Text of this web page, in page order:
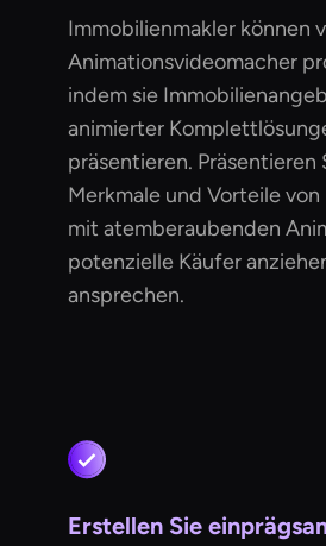
Immobilienmakler können
Animationsvideomacher
indem sie
animierter
präsentieren. Präsentieren
Merkmale und Vorteile
mit atemberaubenden
potenzielle Käufer
ansprechen.
Erstellen Sie